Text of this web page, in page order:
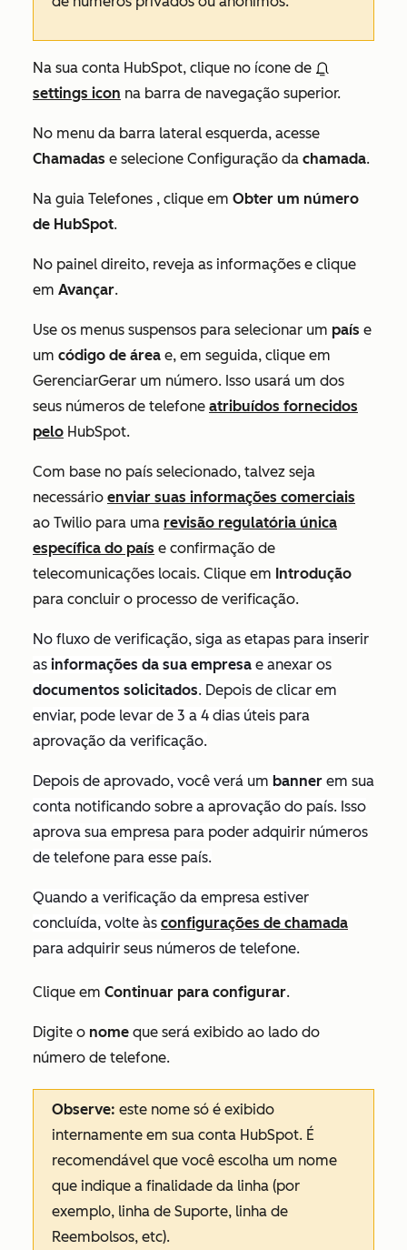
Na sua conta HubSpot, clique no ícone de
settings icon na barra de navegação superior.
No menu da barra lateral esquerda, acesse
Chamadas e selecione Configuração da chamada.
Na guia Telefones , clique em Obter um número
de HubSpot.
No painel direito, reveja as informações e clique
em Avançar.
Use os menus suspensos para selecionar um país e
um código de área e, em seguida, clique em
GerenciarGerar um número. Isso usará um dos
seus números de telefone atribuídos fornecidos
pelo HubSpot.
Com base no país selecionado, talvez seja
necessário enviar suas informações comerciais
ao Twilio para uma revisão regulatória única
específica do país e confirmação de
telecomunicações locais. Clique em Introdução
para concluir o processo de verificação.
No fluxo de verificação, siga as etapas para inserir
as informações da sua empresa e anexar os
documentos solicitados. Depois de clicar em
enviar, pode levar de 3 a 4 dias úteis para
aprovação da verificação.
Depois de aprovado, você verá um banner em sua
conta notificando sobre a aprovação do país. Isso
aprova sua empresa para poder adquirir números
de telefone para esse país.
Quando a verificação da empresa estiver
concluída, volte às configurações de chamada
para adquirir seus números de telefone.
Clique em Continuar para configurar.
Digite o nome que será exibido ao lado do
número de telefone.
Observe: este nome só é exibido
internamente em sua conta HubSpot. É
recomendável que você escolha um nome
que indique a finalidade da linha (por
exemplo, linha de Suporte, linha de
Reembolsos, etc).